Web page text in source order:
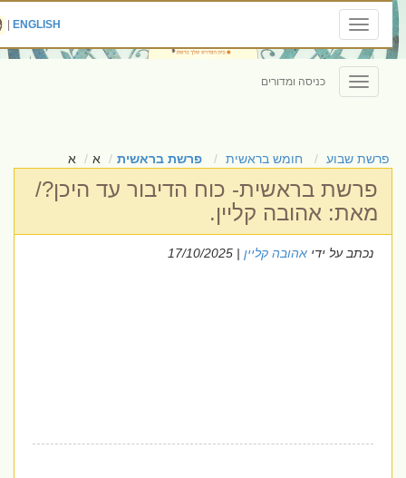
Toggle
navigation
ENGLISH
|
Toggle
navigation
כניסה ומדורים
פרשת שבוע חומש בראשית פרשת בראשית א א
פרשת בראשית- כוח הדיבור עד היכן?/
מאת: אהובה קליין.
נכתב על ידיאהובה קליין| 17/10/2025